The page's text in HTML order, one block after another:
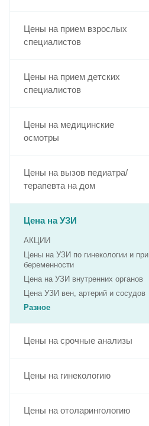
Цены на прием взрослых
специалистов
Цены на прием детских
специалистов
Цены на медицинские
осмотры
Цены на вызов педиатра/
терапевта на дом
Цена на УЗИ
АКЦИИ
Цены на УЗИ по гинекологии и при
беременности
Цена на УЗИ внутренних органов
Цена УЗИ вен, артерий и сосудов
Разное
Цены на срочные анализы
Цены на гинекологию
Цены на отоларингологию